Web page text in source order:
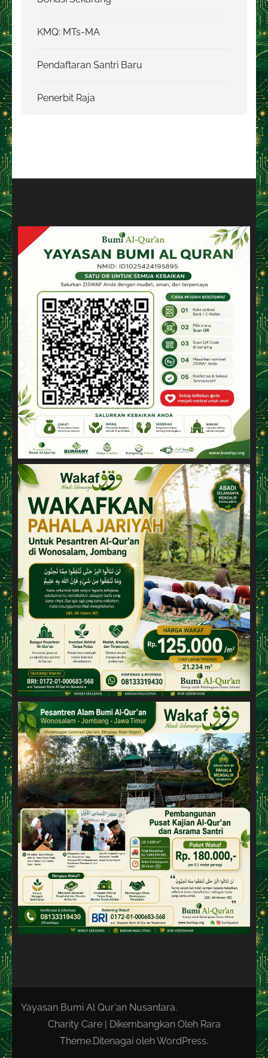
KMQ: MTs-MA
Pendaftaran Santri Baru
Penerbit Raja
Yayasan Bumi Al Qur'an Nusantara.
Charity Care | Dikembangkan Oleh Rara
Theme.Ditenagai olehWordPress.